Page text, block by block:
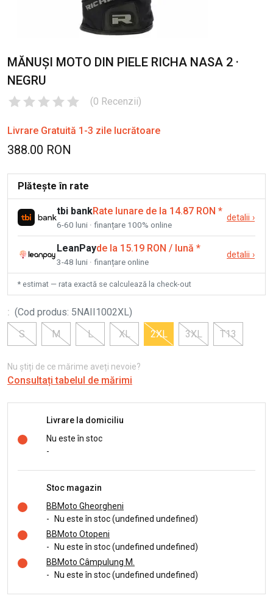
MĂNUȘI MOTO DIN PIELE RICHA NASA 2 ·
NEGRU
(0 Recenzii)
Livrare Gratuită 1-3 zile lucrătoare
388.00 RON
Plătește în rate
tbi bankRate lunare de la 14.87 RON *
6-60 luni · finanțare 100% online
detalii ›
LeanPayde la 15.19 RON / lună *
3-48 luni · finanțare online
detalii ›
* estimat — rata exactă se calculează la check-out
: (Cod produs: 5NAII1002XL)
S
M L XL 2XL 3XL T13
Nu știți de ce mărime aveți nevoie?
Consultați tabelul de mărimi
Livrare la domiciliu
Nu este în stoc
-
Stoc magazin
BBMoto Gheorgheni
-
Nu este în stoc (undefined undefined)
BBMoto Otopeni
-
Nu este în stoc (undefined undefined)
BBMoto Câmpulung M.
-
Nu este în stoc (undefined undefined)